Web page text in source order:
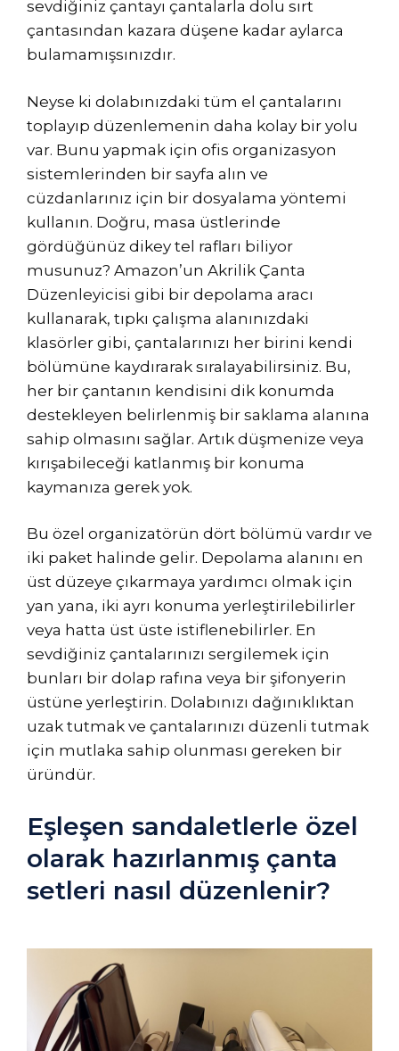
sevdiğiniz çantayı çantalarla dolu sırt
çantasından kazara düşene kadar aylarca
bulamamışsınızdır.
Neyse ki dolabınızdaki tüm el çantalarını
toplayıp düzenlemenin daha kolay bir yolu
var. Bunu yapmak için ofis organizasyon
sistemlerinden bir sayfa alın ve
cüzdanlarınız için bir dosyalama yöntemi
kullanın. Doğru, masa üstlerinde
gördüğünüz dikey tel rafları biliyor
musunuz? Amazon’un Akrilik Çanta
Düzenleyicisi gibi bir depolama aracı
kullanarak, tıpkı çalışma alanınızdaki
klasörler gibi, çantalarınızı her birini kendi
bölümüne kaydırarak sıralayabilirsiniz. Bu,
her bir çantanın kendisini dik konumda
destekleyen belirlenmiş bir saklama alanına
sahip olmasını sağlar. Artık düşmenize veya
kırışabileceği katlanmış bir konuma
kaymanıza gerek yok.
Bu özel organizatörün dört bölümü vardır ve
iki paket halinde gelir. Depolama alanını en
üst düzeye çıkarmaya yardımcı olmak için
yan yana, iki ayrı konuma yerleştirilebilirler
veya hatta üst üste istiflenebilirler. En
sevdiğiniz çantalarınızı sergilemek için
bunları bir dolap rafına veya bir şifonyerin
üstüne yerleştirin. Dolabınızı dağınıklıktan
uzak tutmak ve çantalarınızı düzenli tutmak
için mutlaka sahip olunması gereken bir
üründür.
Eşleşen sandaletlerle özel
olarak hazırlanmış çanta
setleri nasıl düzenlenir?